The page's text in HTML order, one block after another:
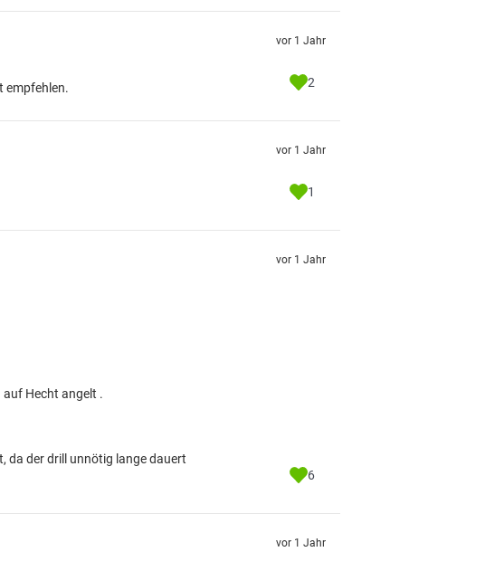
empfehlen.
vor 1 Jahr
2
vor 1 Jahr
1
auf Hecht angelt .
da der drill unnötig lange dauert
vor 1 Jahr
6
vor 1 Jahr